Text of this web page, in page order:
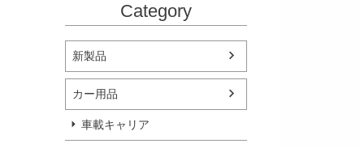
Category
新製品
カー用品
車載キャリア